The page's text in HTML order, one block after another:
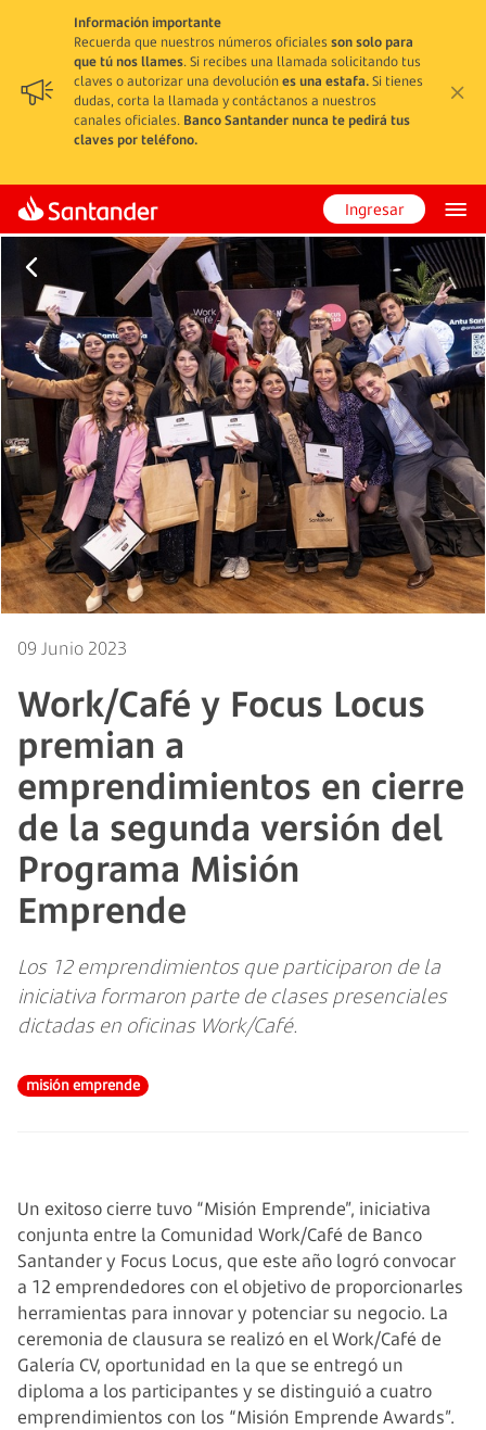
Información importante
Recuerda que nuestros números oficiales son solo para
que tú nos llames. Si recibes una llamada solicitando tus
claves o autorizar una devoluciónes una estafa.Si tienes
dudas, corta la llamada y contáctanos a nuestros
canales oficiales. Banco Santander nunca te pedirá tus
claves por teléfono.
Ingresar
09 Junio 2023
Work/Café y Focus Locus
premian a
emprendimientos en cierre
de la segunda versión del
Programa Misión
Emprende
Los 12 emprendimientos que participaron de la
iniciativa formaron parte de clases presenciales
dictadas en oficinas Work/Café.
misión emprende
Un exitoso cierre tuvo “Misión Emprende”, iniciativa
conjunta entre la Comunidad Work/Café de Banco
Santander y Focus Locus, que este año logró convocar
a 12 emprendedores con el objetivo de proporcionarles
herramientas para innovar y potenciar su negocio. La
ceremonia de clausura se realizó en el Work/Café de
Galería CV, oportunidad en la que se entregó un
diploma a los participantes y se distinguió a cuatro
emprendimientos con los “Misión Emprende Awards”.